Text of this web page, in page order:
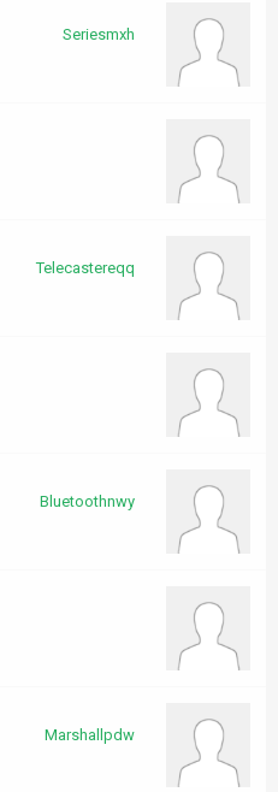
Seriesmxh
Telecastereqq
Bluetoothnwy
Marshallpdw